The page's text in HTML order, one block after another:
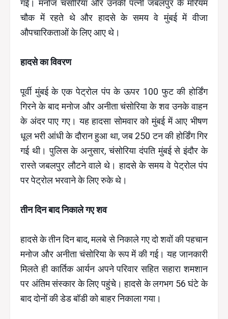
गई। मनोज चंसोरिया और उनकी पत्नी जबलपुर के मरियम
चौक में रहते थे और हादसे के समय वे मुंबई में वीजा
औपचारिकताओं के लिए आए थे।
हादसे का विवरण
पूर्वी मुंबई के एक पेट्रोल पंप के ऊपर 100 फुट की होर्डिंग
गिरने के बाद मनोज और अनीता चंसोरिया के शव उनके वाहन
के अंदर पाए गए। यह हादसा सोमवार को मुंबई में आए भीषण
धूल भरी आंधी के दौरान हुआ था, जब 250 टन की होर्डिंग गिर
गई थी। पुलिस के अनुसार, चंसोरिया दंपति मुंबई से इंदौर के
रास्ते जबलपुर लौटने वाले थे। हादसे के समय वे पेट्रोल पंप
पर पेट्रोल भरवाने के लिए रुके थे।
तीन दिन बाद निकाले गए शव
हादसे के तीन दिन बाद, मलबे से निकाले गए दो शवों की पहचान
मनोज और अनीता चंसोरिया के रूप में की गई। यह जानकारी
मिलते ही कार्तिक आर्यन अपने परिवार सहित सहारा शमशान
पर अंतिम संस्कार के लिए पहुंचे। हादसे के लगभग 56 घंटे के
बाद दोनों की डेड बॉडी को बाहर निकाला गया।